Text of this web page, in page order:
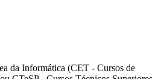
da Informática (CET - Cursos de